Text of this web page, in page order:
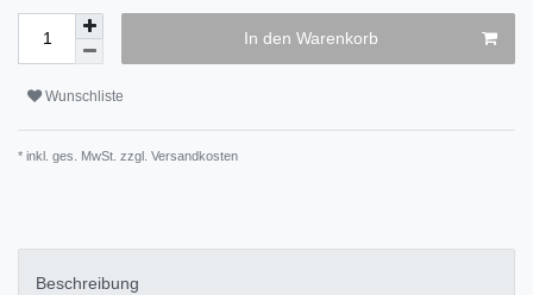
In den Warenkorb
Wunschliste
* inkl. ges. MwSt. zzgl. Versandkosten
Beschreibung